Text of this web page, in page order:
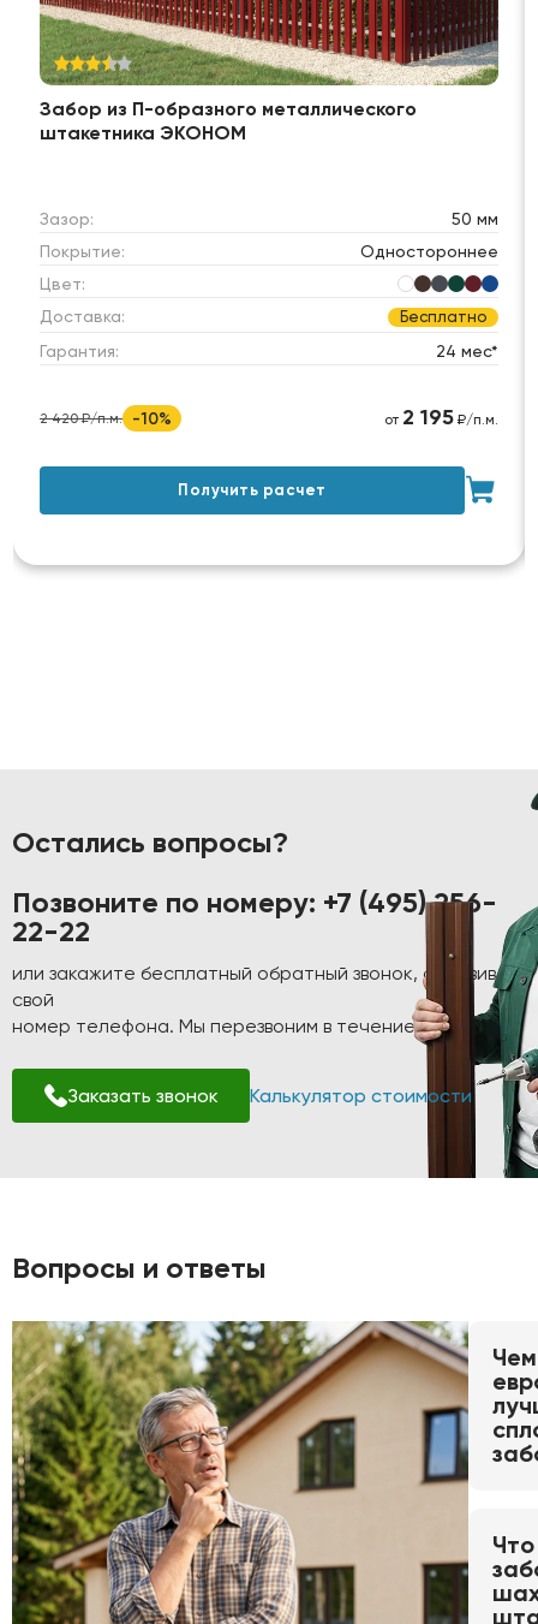
Забор из П-образного металлического
штакетника ЭКОНОМ
Зазор:
50 мм
Покрытие:
Одностороннее
Цвет:
Доставка:
Бесплатно
Гарантия: 24 мес*
2 420 ₽/п.м. -10% от 2 195₽/п.м.
Получить расчет
Остались вопросы?
Позвоните по номеру: +7 (495) 256-
22-22
или закажите бесплатный обратный звонок, оставив
свой
номер телефона. Мы перезвоним в течение 1-2 минут!
Заказать звонок Калькулятор стоимости
Вопросы и ответы
Чем